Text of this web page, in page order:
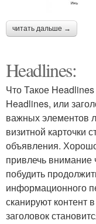
читать дальше →
Headlines:
Что Такое
Headlines, или
важных элементов
визитной карточки
объявления.
привлечь внимание
побудить
информационного
сканируют контент
заголовок